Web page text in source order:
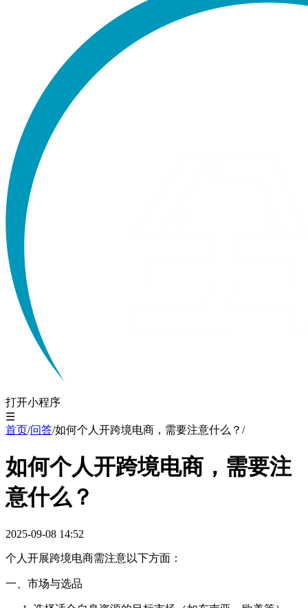
打开小程序
☰
首页/问答/如何个人开跨境电商，需要注意什么？ /
如何个人开跨境电商，需要注
意什么？
2025-09-08 14:52
个人开展跨境电商需注意以下方面：
一、市场与选品